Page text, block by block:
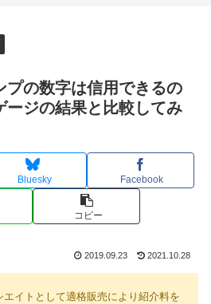
プの数字は信用できるの
ージの結果と比較してみ
Bluesky Facebook
コピー
2019.09.23 2021.10.28
イトとして適格販売により紹介料を